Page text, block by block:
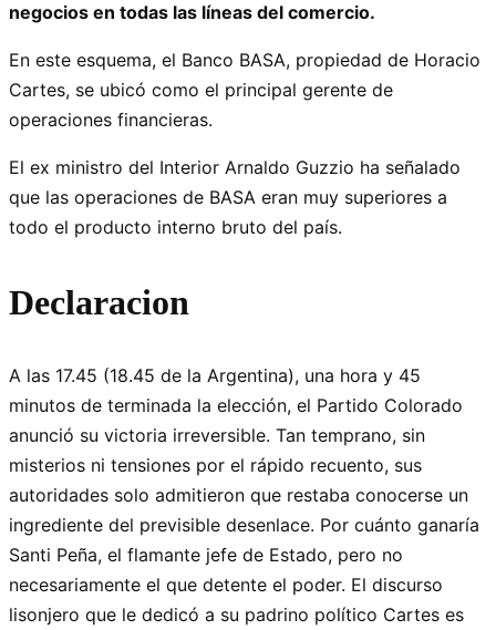
negocios en todas las líneas del comercio.
En este esquema, el Banco BASA, propiedad de Horacio
Cartes, se ubicó como el principal gerente de
operaciones financieras.
El ex ministro del Interior Arnaldo Guzzio ha señalado
que las operaciones de BASA eran muy superiores a
todo el producto interno bruto del país.
Declaracion
A las 17.45 (18.45 de la Argentina), una hora y 45
minutos de terminada la elección, el Partido Colorado
anunció su victoria irreversible. Tan temprano, sin
misterios ni tensiones por el rápido recuento, sus
autoridades solo admitieron que restaba conocerse un
ingrediente del previsible desenlace. Por cuánto ganaría
Santi Peña, el flamante jefe de Estado, pero no
necesariamente el que detente el poder. El discurso
lisonjero que le dedicó a su padrino político Cartes es